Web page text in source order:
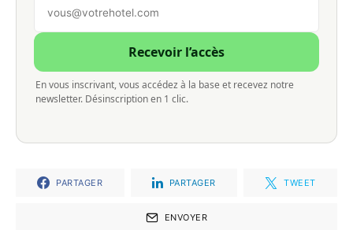
Recevoir l’accès
En vous inscrivant, vous accédez à la base et recevez notre
newsletter. Désinscription en 1 clic.
PARTAGER PARTAGER TWEET
ENVOYER